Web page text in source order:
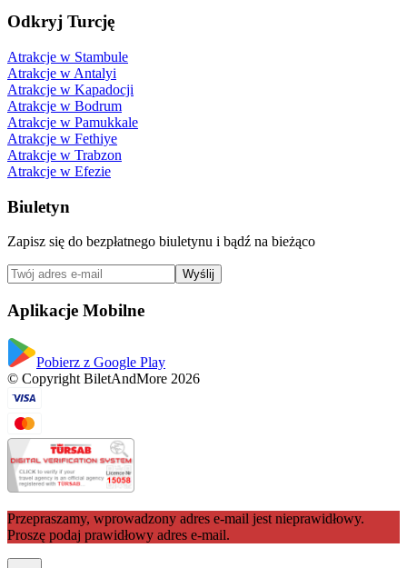
Odkryj Turcję
Atrakcje w Stambule
Atrakcje w Antalyi
Atrakcje w Kapadocji
Atrakcje w Bodrum
Atrakcje w Pamukkale
Atrakcje w Fethiye
Atrakcje w Trabzon
Atrakcje w Efezie
Biuletyn
Zapisz się do bezpłatnego biuletynu i bądź na bieżąco
Wyślij
Aplikacje Mobilne
Pobierz z Google Play
© Copyright BiletAndMore 2026
Przepraszamy, wprowadzony adres e-mail jest nieprawidłowy.
Proszę podaj prawidłowy adres e-mail.